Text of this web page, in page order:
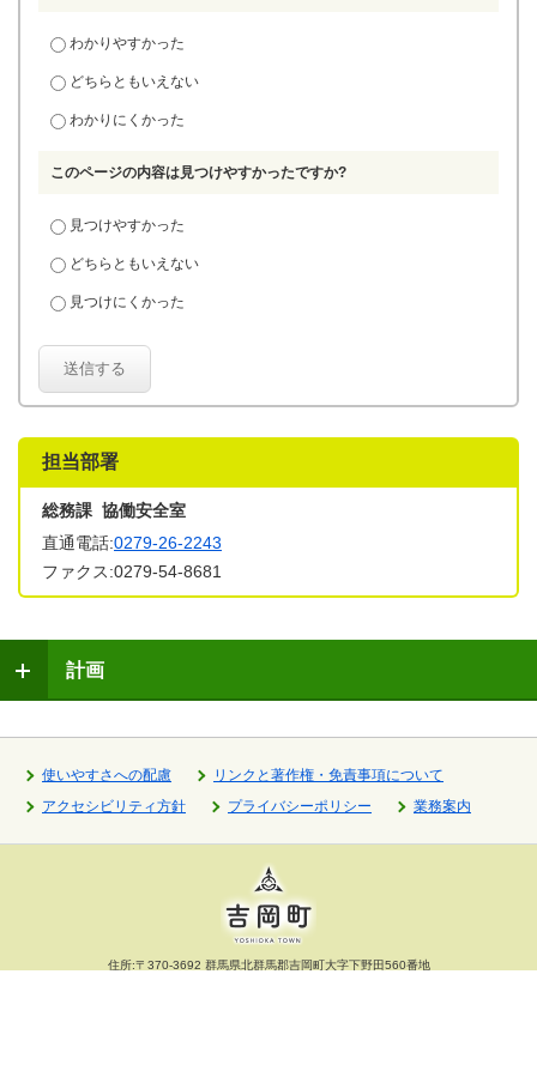
わかりやすかった
どちらともいえない
わかりにくかった
このページの内容は見つけやすかったですか?
見つけやすかった
どちらともいえない
見つけにくかった
送信する
担当部署
総務課 協働安全室
直通電話:0279-26-2243
ファクス:0279-54-8681
計画
使いやすさへの配慮
リンクと著作権・免責事項について
アクセシビリティ方針
プライバシーポリシー 業務案内
住所:〒370-3692 群馬県北群馬郡吉岡町大字下野田560番地